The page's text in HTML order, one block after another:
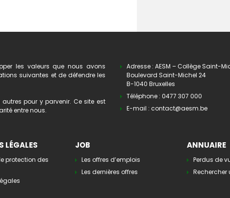
les valeurs que nous avons
suivantes et de défendre les
pour y parvenir. Ce site est
entre nous.
Adresse : AESM – Collège Saint-
Boulevard Saint-Michel 24
B-1040 Bruxelles
Téléphone : 0477 307 000
E-mail : contact@aesm.be
LÉGALES
protection des
JOB
Les offres d’emplois
Les dernières offres
ANNUAIRE
Perdus de
Rechercher